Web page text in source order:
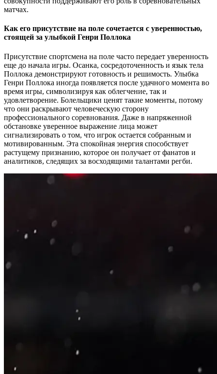
матчах.
Как его присутствие на поле сочетается с уверенностью,
стоящей за улыбкой Генри Поллока
Присутствие спортсмена на поле часто передает уверенность
еще до начала игры. Осанка, сосредоточенность и язык тела
Поллока демонстрируют готовность и решимость. Улыбка
Генри Поллока иногда появляется после удачного момента во
время игры, символизируя как облегчение, так и
удовлетворение. Болельщики ценят такие моменты, потому
что они раскрывают человеческую сторону
профессионального соревнования. Даже в напряженной
обстановке уверенное выражение лица может
сигнализировать о том, что игрок остается собранным и
мотивированным. Эта спокойная энергия способствует
растущему признанию, которое он получает от фанатов и
аналитиков, следящих за восходящими талантами регби.